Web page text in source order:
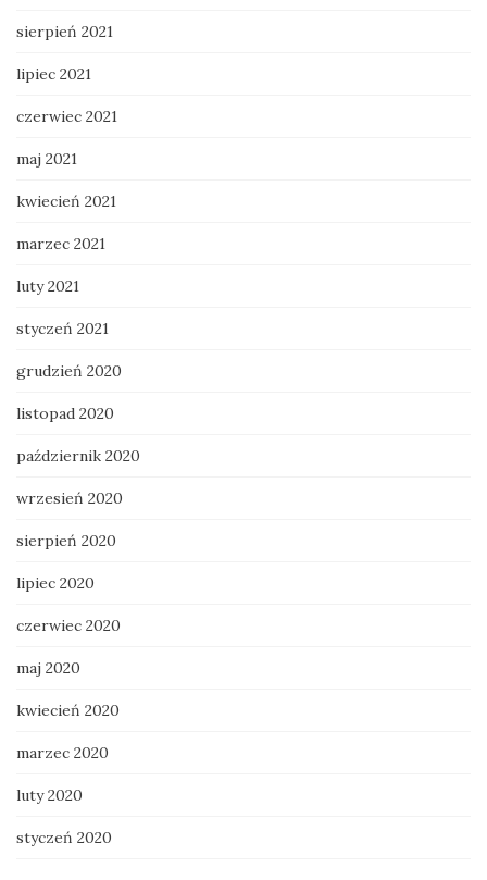
sierpień 2021
lipiec 2021
czerwiec 2021
maj 2021
kwiecień 2021
marzec 2021
luty 2021
styczeń 2021
grudzień 2020
listopad 2020
październik 2020
wrzesień 2020
sierpień 2020
lipiec 2020
czerwiec 2020
maj 2020
kwiecień 2020
marzec 2020
luty 2020
styczeń 2020